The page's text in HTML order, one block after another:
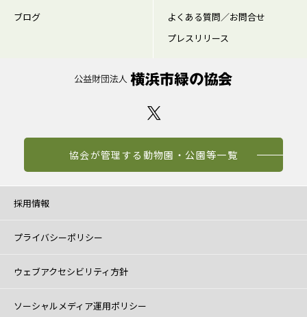
ブログ
よくある質問／お問合せ
プレスリリース
協会が管理する動物園・公園等一覧
採用情報
プライバシーポリシー
ウェブアクセシビリティ方針
ソーシャルメディア運用ポリシー